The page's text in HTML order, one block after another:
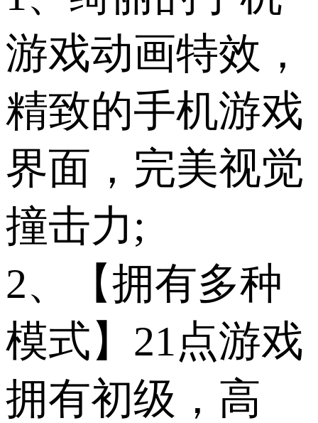
游戏动画特效，
精致的手机游戏
界面，完美视觉
撞击力;
2、【拥有多种
模式】21点游戏
拥有初级，高